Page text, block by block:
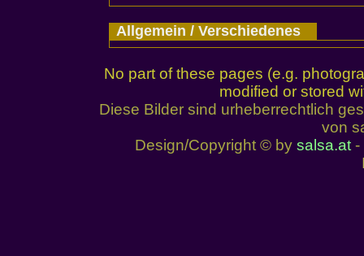
Allgemein / Verschiedenes
No part of these pages (e.g.
modified or stored
Diese Bilder sind urheberrechtlich
von
Design/Copyright © by salsa.at-